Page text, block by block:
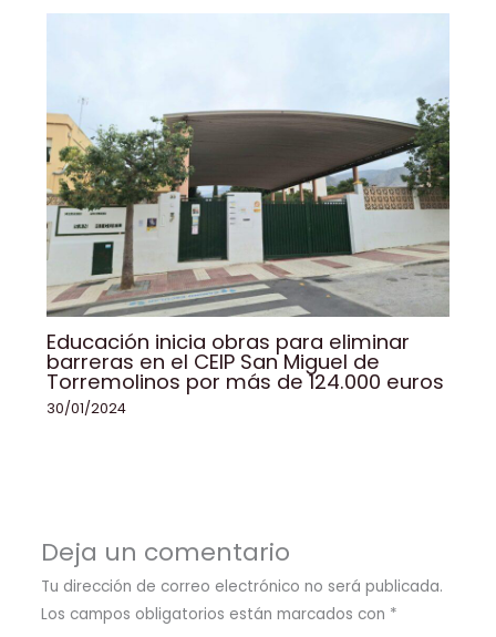
Educación inicia obras para eliminar
barreras en el CEIP San Miguel de
Torremolinos por más de 124.000 euros
30/01/2024
Deja un comentario
Tu dirección de correo electrónico no será publicada.
Los campos obligatorios están marcados con *